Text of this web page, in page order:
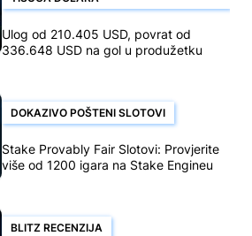
Ulog od 210.405 USD, povrat od
336.648 USD na gol u produžetku
DOKAZIVO POŠTENI SLOTOVI
Stake Provably Fair Slotovi: Provjerite
više od 1200 igara na Stake Engineu
BLITZ RECENZIJA